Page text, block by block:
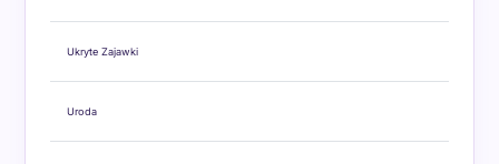
Ukryte Zajawki
Uroda